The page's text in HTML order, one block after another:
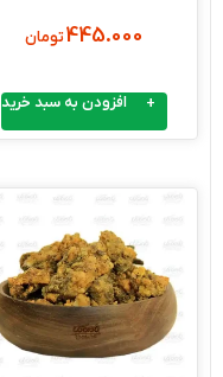
445.000تومان
افزودن به سبد خرید